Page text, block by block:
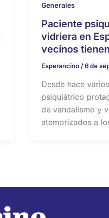
Generales
Paciente
vidriera en
vecinos
Esperancino /6 de
Desde hace
psiquiátrico
de vandalismo y
atemorizados a